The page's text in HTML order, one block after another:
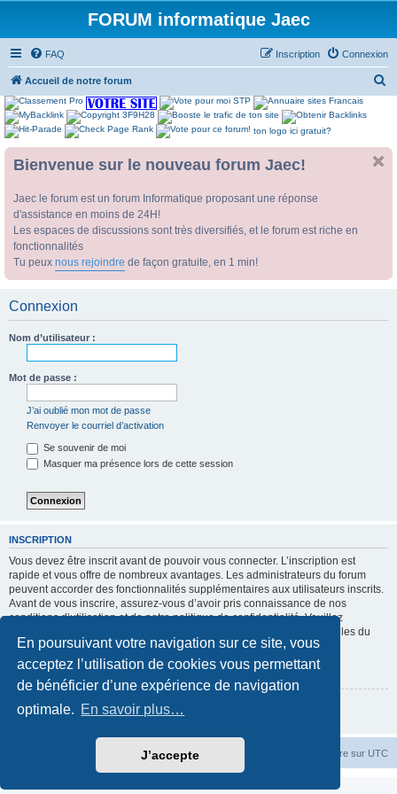
En poursuivant votre navigation sur ce site, vous
acceptez l’utilisation de cookies vous permettant
de bénéficier d’une expérience de navigation
optimale. En savoir plus…
J’accepte
FORUM informatique Jaec
FAQ Connexion
Inscription
Accueil de notre forum
ton logo ici gratuit?
Bienvenue sur le nouveau forum Jaec!
Jaec le forum est un forum Informatique proposant une réponse
d'assistance en moins de 24H!
Les espaces de discussions sont très diversifiés, et le forum est riche en
fonctionnalités
Tu peux nous rejoindre de façon gratuite, en 1 min!
Connexion
Nom d’utilisateur :
Mot de passe :
J’ai oublié mon mot de passe
Renvoyer le courriel d’activation
Se souvenir de moi
Masquer ma présence lors de cette session
INSCRIPTION
Vous devez être inscrit avant de pouvoir vous connecter. L’inscription est
rapide et vous offre de nombreux avantages. Les administrateurs du forum
peuvent accorder des fonctionnalités supplémentaires aux utilisateurs inscrits.
Avant de vous inscrire, assurez-vous d’avoir pris connaissance de nos
conditions d’utilisation et de notre politique de confidentialité. Veuillez
également prendre le temps de consulter attentivement toutes les règles du
forum lors de votre navigation.
Conditions d’utilisation|Politique de confidentialité
Inscription
Fuseau horaire sur UTC